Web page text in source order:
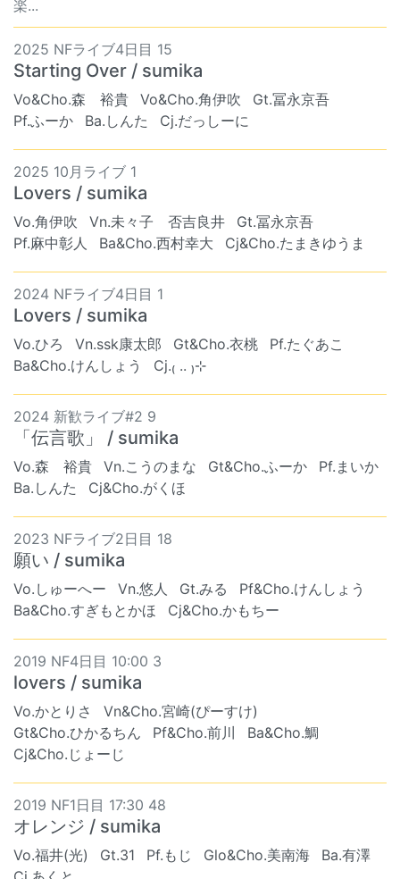
楽...
2025 NFライブ4日目 15
Starting Over / sumika
Vo&Cho.森 裕貴 Vo&Cho.角伊吹
Gt.冨永京吾
Pf.ふーか
Ba.しんた Cj.だっしーに
2025 10月ライブ 1
Lovers / sumika
Vo.角伊吹 Vn.未々子 否吉良井
Gt.冨永京吾
Pf.麻中彰人
Ba&Cho.西村幸大 Cj&Cho.たまきゆうま
2024 NFライブ4日目 1
Lovers / sumika
Vo.ひろ Vn.ssk康太郎 Gt&Cho.衣桃
Pf.たぐあこ
Ba&Cho.けんしょう
Cj.₍ .. ₎⊹
2024 新歓ライブ#2 9
「伝言歌」 / sumika
Vo.森 裕貴 Vn.こうのまな Gt&Cho.ふーか
Pf.まいか
Ba.しんた
Cj&Cho.がくほ
2023 NFライブ2日目 18
願い / sumika
Vo.しゅーへー Vn.悠人 Gt.みる
Pf&Cho.けんしょう
Ba&Cho.すぎもとかほ
Cj&Cho.かもちー
2019 NF4日目 10:00 3
lovers / sumika
Vo.かとりさ
Vn&Cho.宮崎(ぴーすけ)
Gt&Cho.ひかるちん
Pf&Cho.前川
Ba&Cho.鯛
Cj&Cho.じょーじ
2019 NF1日目 17:30 48
オレンジ / sumika
Vo.福井(光) Gt.31 Pf.もじ Glo&Cho.美南海
Ba.有澤